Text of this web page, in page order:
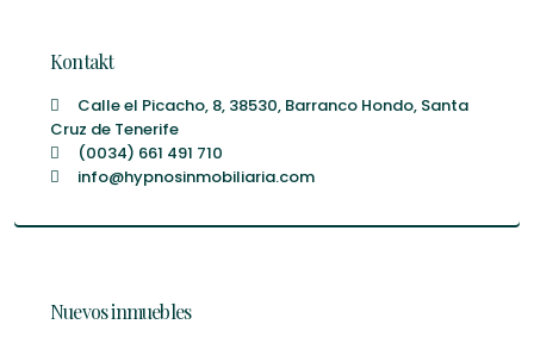
Kontakt
Calle el Picacho, 8, 38530, Barranco Hondo, Santa
Cruz de Tenerife
(0034) 661 491 710
info@hypnosinmobiliaria.com
Nuevos inmuebles